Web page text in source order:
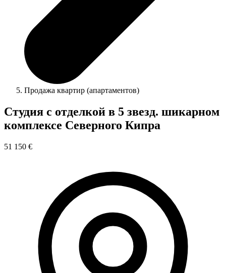
Продажа квартир (апартаментов)
Студия с отделкой в 5 звезд. шикарном
комплексе Северного Кипра
51 150 €